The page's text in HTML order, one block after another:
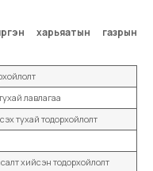
харьяатын газрын
лавлагаа
тухай тодорхойлолт
хийсэн тодорхойлолт